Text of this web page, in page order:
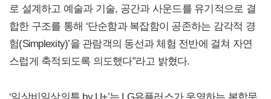
로 설계하고 예술과 기술, 공간과 사운드를 유기적으로 결
합한 구조를 통해 ‘단순함과 복잡함이 공존하는 감각적 경
험(Simplexity)’을 관람객의 동선과 체험 전반에 걸쳐 자연
스럽게 축적되도록 의도했다”라고 밝혔다.
‘일상비일상의틈 by U+’는 LG유플러스가 운영하는 복합문